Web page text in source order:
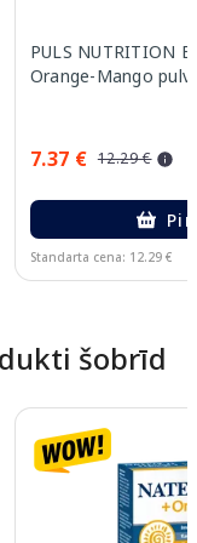
PULS NUTRITION
Orange-Mango
7.37 € 12.29 €
Standarta cena: 12.29 €
šobrīd